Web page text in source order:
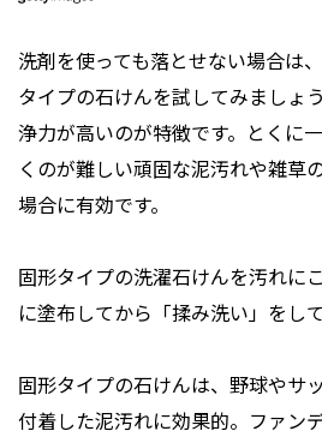
洗剤を使っても落とせない場合は
タイプの石けんを試してみましょ
浄力が高いのが特徴です。とくに
くのが難しい頑固な泥汚れや雑草
場合に有効です。
固形タイプの洗濯石けんを汚れに
に塗布してから「揉み洗い」をし
固形タイプの石けんは、野球やサ
付着した泥汚れに効果的。ファン